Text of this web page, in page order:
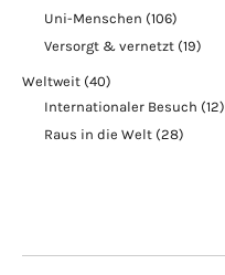
Uni-Menschen (106)
Versorgt & vernetzt (19)
Weltweit (40)
Internationaler Besuch (12)
Raus in die Welt (28)